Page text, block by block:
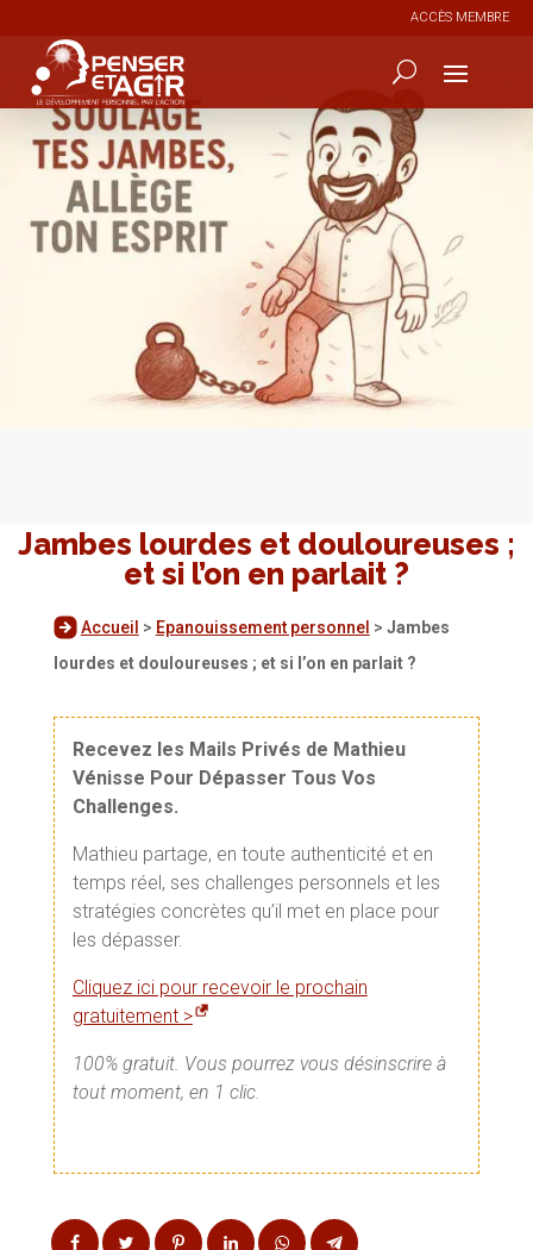
ACCÈS MEMBRE
Jambes lourdes et douloureuses ;
et si l’on en parlait ?
Accueil > Epanouissement personnel > Jambes
lourdes et douloureuses ; et si l’on en parlait ?
Recevez les Mails Privés de Mathieu
Vénisse Pour Dépasser Tous Vos
Challenges.
Mathieu partage, en toute authenticité et en
temps réel, ses challenges personnels et les
stratégies concrètes qu’il met en place pour
les dépasser.
Cliquez ici pour recevoir le prochain
gratuitement >
100% gratuit. Vous pourrez vous désinscrire à
tout moment, en 1 clic.